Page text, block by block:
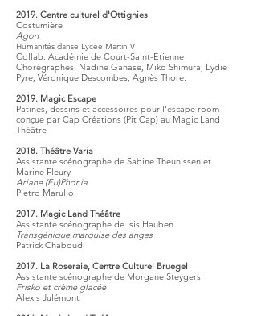
2019. Centre culturel d'Ottignies
Costumière
Agon
Humanités danse Lycée Martin V
Collab. Académie de Court-Saint-Etienne
Chorégraphes: Nadine Ganase, Miko Shimura, Lydie
Pyre, Véronique Descombes, Agnès Thore.
2019. Magic Escape
Patines, dessins et accessoires pour l'escape room
conçue par Cap Créations (Pit Cap) au Magic Land
Théâtre
2018. Théâtre Varia
Assistante scénographe de Sabine Theunissen et
Marine Fleury
Ariane (Eu)Phonia
Pietro Marullo
2017. Magic Land Théâtre
Assistante scénographe de Isis Hauben
Transgénique marquise des anges
Patrick Chaboud
2017. La Roseraie, Centre Culturel Bruegel
Assistante scénographe de Morgane Steygers
Frisko et crème glacée
Alexis Julémont